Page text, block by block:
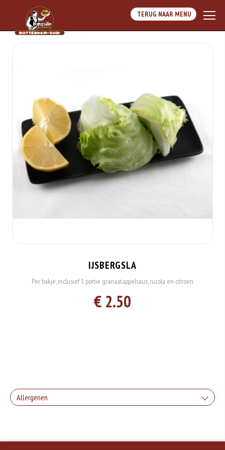
TERUG NAAR MENU
IJSBERGSLA
Per bakje, inclusief 1 portie granaatappelsaus, rucola en citroen
€ 2.50
Allergenen